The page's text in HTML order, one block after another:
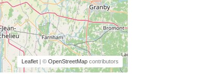
Leaflet| © OpenStreetMapcontributors